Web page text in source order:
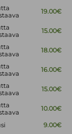
19.00€
15.00€
18.00€
16.00€
15.00€
10.00€
9.00€